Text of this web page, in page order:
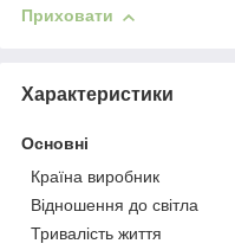
Приховати
Характеристики
Основні
Країна виробник
Відношення до світла
Тривалість життя